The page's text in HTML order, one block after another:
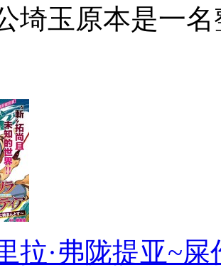
埼玉原本是一名
拉·弗陇提亚~